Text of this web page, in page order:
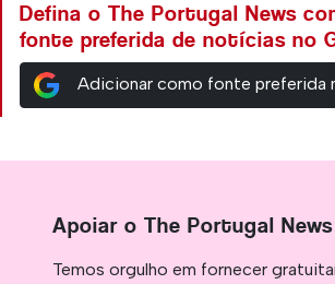
Defina o The Portugal News
fonte preferida de notícias no
Adicionar como fonte preferida
Apoiar o The Portugal News
Temos orgulho em fornecer